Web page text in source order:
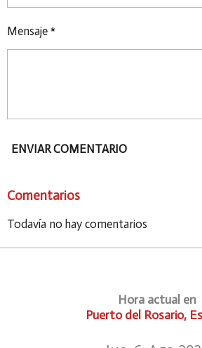
Mensaje *
ENVIAR COMENTARIO
Comentarios
Todavía no hay comentarios
Hora actual en
Puerto del Rosario,